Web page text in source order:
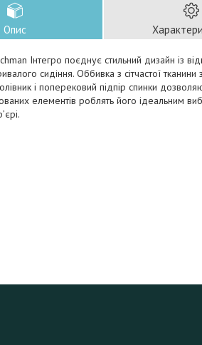
Опис
Інтегро поєднує стильний дизайн із
сидіння. Оббивка з сітчастої
і поперековий підпір спинки
елементів роблять його ідеальним